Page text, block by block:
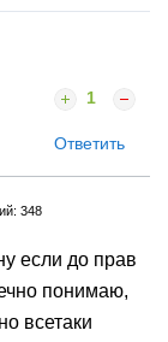
1
Ответить
348
если до прав
понимаю,
всетаки